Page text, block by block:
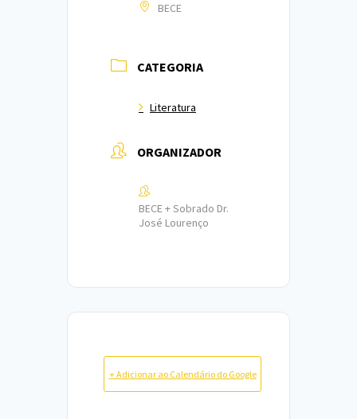
BECE
CATEGORIA
Literatura
ORGANIZADOR
BECE + Sobrado Dr.
José Lourenço
+ Adicionar ao Calendário do Google